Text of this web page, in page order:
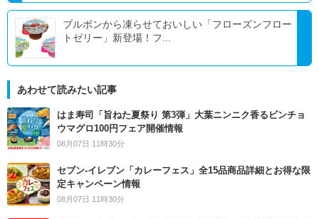
ブルボンから凍らせておいしい「フローズンフロー
トゼリー」新登場！フ...
あわせて読みたい記事
はま寿司「旨ねた夏祭り 第3弾」大葉ニンニク香るビンチョ
ウマグロ100円フェア開催情報
08月07日 11時30分
セブン‐イレブン「カレーフェス」全15品商品詳細とお得な限
定キャンペーン情報
08月07日 11時30分